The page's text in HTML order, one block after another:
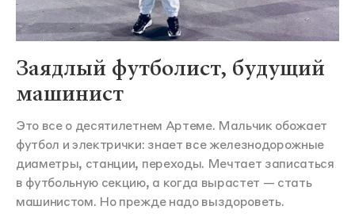
Заядлый футболист, будущий
машинист
Это все о десятилетнем Артеме. Мальчик обожает
футбол и электрички: знает все железнодорожные
диаметры, станции, переходы. Мечтает записаться
в футбольную секцию, а когда вырастет — стать
машинистом. Но прежде надо выздороветь.